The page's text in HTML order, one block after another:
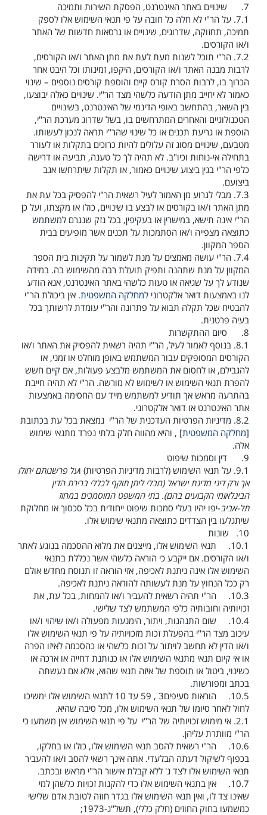
7. שינויים באתר האינטרנט, הפסקת השירות ותמיכה
7.1. על הר"י לא חלה כל חובה על פי תנאי השימוש אלו לספק
תמיכה, תחזוקה, שדרוגים, שינויים או גרסאות חדשות של האתר
ו/או הקורסים.
7.2. הר"י תוכל לשנות מעת לעת את מתן האתר ו/או הקורסים,
לרבות מבנה האתר ו/או הקורסים, היקפו, זמינותו וכל היבט אחר
הכרוך בו, לרבות הסרת קורס קיים והוספת קורסים נוספים – שינוי
כאמור לא יחייב מתן הודעה כלשהי מצד הר"י. שינויים כאלה יבוצעו,
בין השאר, בהתחשב באופי הדינמי של האינטרנט, בשינויים
הטכנולוגיים והאחרים המתרחשים בו, בשל שדרוג מערכת הר"י,
הוספת או גריעת תכנים או כל שינוי שהר"י תראה לנכון לעשותו.
מטבעם, שינויים מסוג זה עלולים להיות כרוכים בתקלות או לעורר
בתחילה אי-נוחות וכיו"ב. לא תהיה לך כל טענה, תביעה או דרישה
כלפי הר"י בגין ביצוע שינויים כאמור, או תקלות שיתרחשו אגב
ביצועם.
7.3. מבלי לגרוע מן האמור לעיל רשאית הר"י להפסיק בכל עת את
מתן האתר ו/או בקורסים או לבצע בו שינויים, כולו או מקצתו, ועל כן
הר"י אינה תישא, במישרין או בעקיפין, בכל נזק שנגרם למשתמש
כתוצאה מצפייה ו/או הסתמכות על תכנים אשר מופיעים בבית
הספר המקוון.
7.4. הר"י עושה מאמצים על מנת לשמור על תקינות בית הספר
המקוון על מנת שתהנה ותפיק תועלת רבה מהשימוש בה. במידה
שנודע לך על שגיאה או טעות כלשהי באתר האינטרנט, אנא הודע
לנו באמצעות דואר אלקטרוני למחלקה המשפטית. אין ביכולת הר"י
להבטיח שכל תקלה תבוא על פתרונה והר"י עומדת לרשותך בכל
בעיה פרטנית.
8.
סיום ההתקשרות
8.1. בנוסף לאמור לעיל, הר"י תהיה רשאית להפסיק את האתר ו/או
הקורסים המסופקים עבור המשתמש באופן מוחלט או זמני, או
להגבילם, או לחסום את המשתמש מלבצע פעולות, אם קיים חשש
להפרת תנאי השימוש או לשימוש לא מורשה. הר"י לא תהיה חייבת
בהתרעה מראש אך תודיע למשתמש מייד עם החסימה באמצעות
אתר האינטרנט או דואר אלקטרוני.
8.2. מדיניות הפרטיות העדכנית של הר"י נמצאת בכל עת בכתובת
[מחלקה המשפטית] , והיא מהווה חלק בלתי נפרד מתנאי שימוש
אלה.
9.
דין וסמכות שיפוט
9.1. על תנאי השימוש (לרבות מדיניות הפרטיות) ועל פרשנותם יחולו
אך ורק דיני מדינת ישראל (מבלי ליתן תוקף לכללי ברירת הדין
הבינלאומי הקבועים בהם). בתי המשפט המוסמכים במחוז
תל-אביב-יפו יהיו בעלי סמכות שיפוט ייחודית בכל סכסוך או מחלוקת
שיתגלעו בין הצדדים כתוצאה מתנאי שימוש אלו.
10.
שונות
10.1.
תנאי השימוש אלו, מייצגים את מלוא ההסכמה בנוגע לאתר
ו/או הקורסים. אם ייקבע כי הוראה כלשהי אשר נכללת בתנאי
השימוש אלו אינה ניתנת לאכיפה, אזי הוראה זו תנוסח מחדש אולם
רק ככל הנחוץ על מנת לעשותה להוראה ניתנת לאכיפה.
10.3.
הר"י תהיה רשאית להעביר ו/או להמחות, בכל עת, את
זכויותיה וחובותיה כלפי המשתמש לצד שלישי.
10.4.
שום התנהגות, ויתור, הימנעות מפעולה ו/או שיהוי ו/או
עיכוב מצד הר"י בהפעלת זכות מזכויותיה על פי תנאי השימוש אלו
ו/או הדין לא תחשב לויתור על זכות כלשהי או כהסכמה לאיזו הפרה
או אי קיום תנאי מתנאי השימוש אלו או כנותנת דחייה או ארכה או
כשינוי, ביטול או תוספת של איזה תנאי שהוא, אלא אם נעשתה
בכתב ומפורשות.
10.5.
הוראות סעיפים3
,
9
5 עד 10 לתנאי השימוש אלו ימשיכו
לחול לאחר סיומו של תנאי השימוש אלו, מכל סיבה שהיא.
2.1. אי מימוש זכויותיה של הר"י על פי תנאי השימוש אין משמעו כי
הר"י מוותרת עליהן.
10.6.
הר"י רשאית להסב תנאי השימוש אלו, כולו או בחלקו,
בכפוף לשיקול דעתה הבלעדי. אתה אינך רשאי להסב ו/או להעביר
תנאי השימוש אלו לצד ג' ללא קבלת אישור הר"י מראש ובכתב.
10.7.
אין בתנאי השימוש אלו כדי להקנות זכויות כלשהן למי
שאינו צד לו, ואין תנאי השימוש אלו בגדר חוזה לטובת אדם שלישי
כמשמעו בחוק החוזים (חלק כללי), תשל"ג-1973;